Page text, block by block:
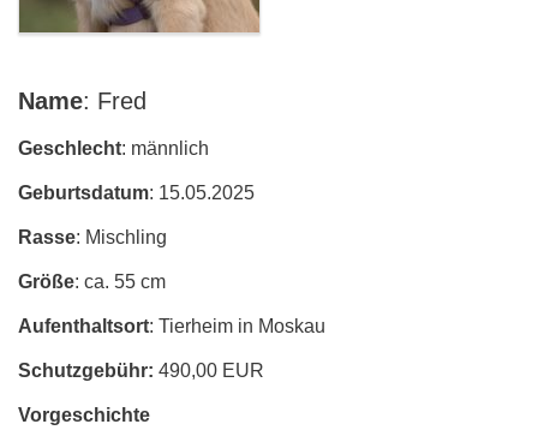
Name: Fred
Geschlecht: männlich
Geburtsdatum: 15.05.2025
Rasse: Mischling
Größe: ca. 55 cm
Aufenthaltsort: Tierheim in Moskau
Schutzgebühr: 490,00 EUR
Vorgeschichte